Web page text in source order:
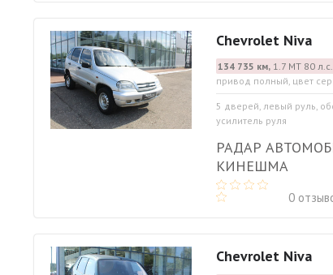
Chevrolet Niva
134 735 км,1.7 МТ 80 л.с.
привод полный, цвет
5 дверей, левый руль,
усилитель руля
РАДАР
КИНЕШМА
0
Chevrolet Niva